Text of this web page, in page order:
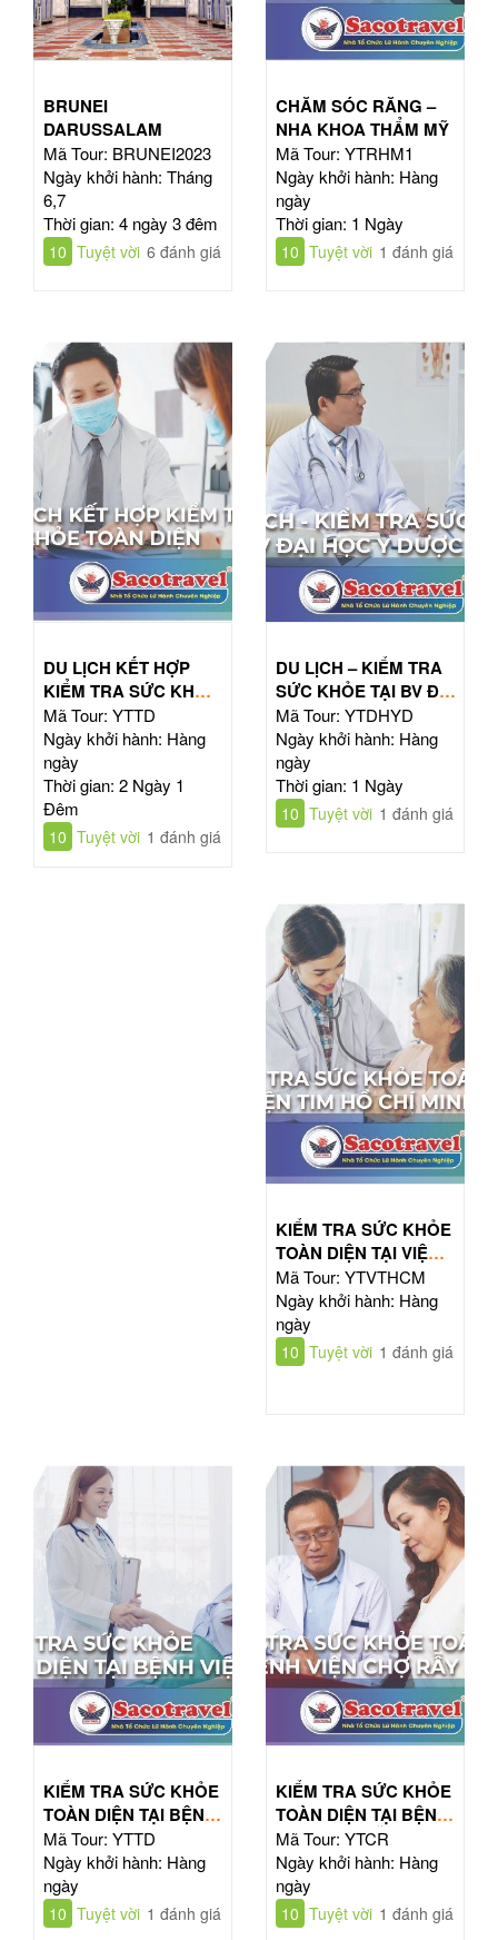
BRUNEI
DARUSSALAM
Mã Tour: BRUNEI2023
Ngày khởi hành: Tháng
6,7
Thời gian: 4 ngày 3 đêm
10 Tuyệt vời 6 đánh giá
CHĂM SÓC RĂNG –
NHA KHOA THẨM MỸ
Mã Tour: YTRHM1
Ngày khởi hành: Hàng
ngày
Thời gian: 1 Ngày
10 Tuyệt vời 1 đánh giá
DU LỊCH KẾT HỢP
KIỂM TRA SỨC KHỎE
TOÀN DIỆN
Mã Tour: YTTD
Ngày khởi hành: Hàng
ngày
Thời gian: 2 Ngày 1
Đêm
10 Tuyệt vời 1 đánh giá
DU LỊCH – KIỂM TRA
SỨC KHỎE TẠI BV ĐẠI
HỌC Y DƯỢC TPHCM
Mã Tour: YTDHYD
Ngày khởi hành: Hàng
ngày
Thời gian: 1 Ngày
10 Tuyệt vời 1 đánh giá
KIỂM TRA SỨC KHỎE
TOÀN DIỆN TẠI VIỆN
TIM HỒ CHÍ MINH
Mã Tour: YTVTHCM
Ngày khởi hành: Hàng
ngày
10 Tuyệt vời 1 đánh giá
KIỂM TRA SỨC KHỎE
TOÀN DIỆN TẠI BỆNH
VIỆN TỪ DŨ
Mã Tour: YTTD
Ngày khởi hành: Hàng
ngày
10 Tuyệt vời 1 đánh giá
KIỂM TRA SỨC KHỎE
TOÀN DIỆN TẠI BỆNH
VIỆN CHỢ RẪY
Mã Tour: YTCR
Ngày khởi hành: Hàng
ngày
10 Tuyệt vời 1 đánh giá